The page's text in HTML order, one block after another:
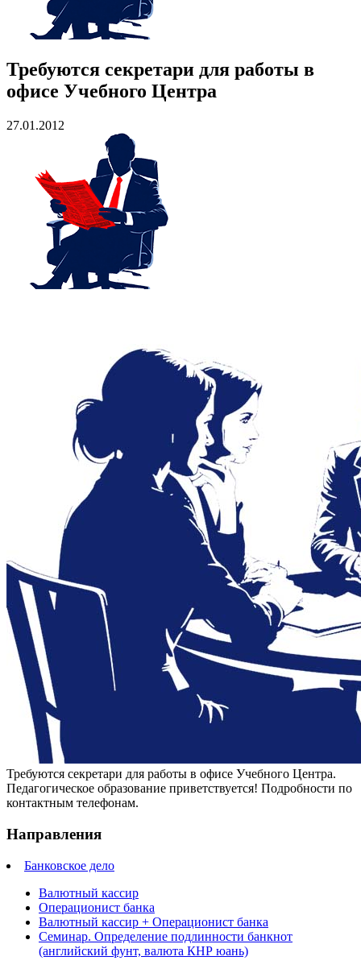
Требуются секретари для работы в
офисе Учебного Центра
27.01.2012
Требуются секретари для работы в офисе Учебного Центра.
Педагогическое образование приветствуется! Подробности по
контактным телефонам.
Направления
Банковское дело
Валютный кассир
Операционист банка
Валютный кассир + Операционист банка
Семинар. Определение подлинности банкнот
(английский фунт, валюта КНР юань)